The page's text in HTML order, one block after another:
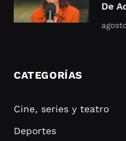
De
CATEGORÍAS
Cine, series y teatro
Deportes